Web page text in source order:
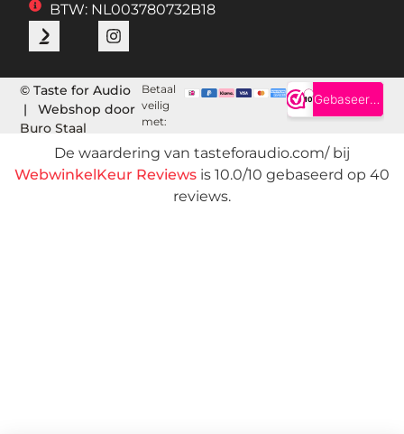
BTW: NL003780732B18
© Taste for Audio
| Webshop door
Buro Staal
Betaal
veilig
met:
De waardering van tasteforaudio.com/ bij
WebwinkelKeur Reviews is 10.0/10 gebaseerd op 40
reviews.